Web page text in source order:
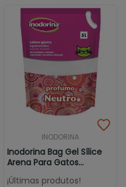
INODORINA
Inodorina Bag Gel Sílice
Arena Para Gatos
Perfume...
¡Últimas produtos!